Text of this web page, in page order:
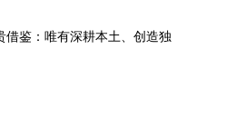
鉴：唯有深耕本土、创造独